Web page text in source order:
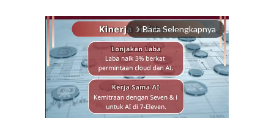
arrow_forward_ios Baca Selengkapnya